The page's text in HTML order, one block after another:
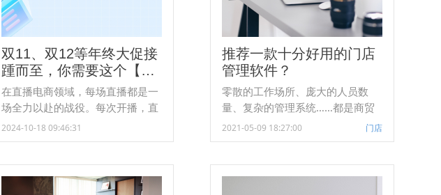
双11、双12等年终大促接
踵而至，你需要这个【直
播电商管理】工具
在直播电商领域，每场直播都是一
场全力以赴的战役。每次开播，直
播团队都必须如同准备进入激烈的
战场，需要商务、运营、中控、现
度的来临，再加上双11、双12及
2024-10-18 09:46:31
推荐一款十分好用的门店
管理软件？
零散的工作场所、庞大的人员数
量、复杂的管理系统……都是商贸
零售业的通病.在零售类企业中，如
何在快速行业增长中用更高效的管
2021-05-09 18:27:00 门店